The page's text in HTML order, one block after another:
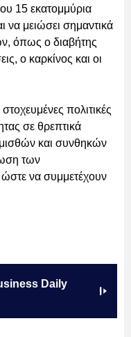
15 εκατομμύρια
μειώσει σημαντικά
όπως ο διαβήτης
ο καρκίνος και οι
πολιτικές
σε θρεπτικά
και συνθηκών
των
να συμμετέχουν
Daily